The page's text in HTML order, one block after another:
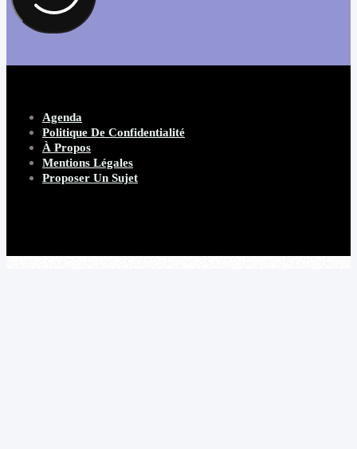
Agenda
Politique De Confidentialité
À Propos
Mentions Légales
Proposer Un Sujet